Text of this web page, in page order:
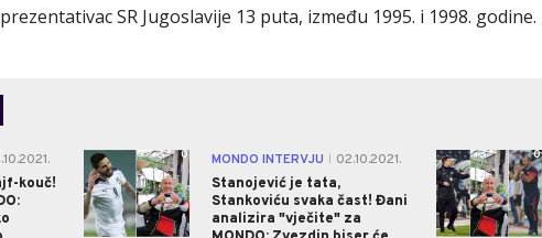
SR Jugoslavije 13 puta, između 1995. i 1998. godine.
kouč!
0 MONDO INTERVJU
02.10.2021.
Stanojević je tata,
Stankoviću svaka čast! Đani
analizira "vječite" za
0